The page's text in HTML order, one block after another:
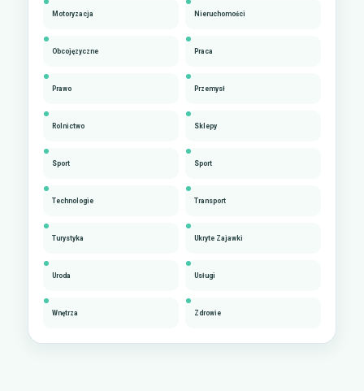
Motoryzacja Nieruchomości
Obcojęzyczne Praca
Prawo Przemysł
Rolnictwo Sklepy
Sport Sport
Technologie Transport
Turystyka Ukryte Zajawki
Uroda Usługi
Wnętrza Zdrowie